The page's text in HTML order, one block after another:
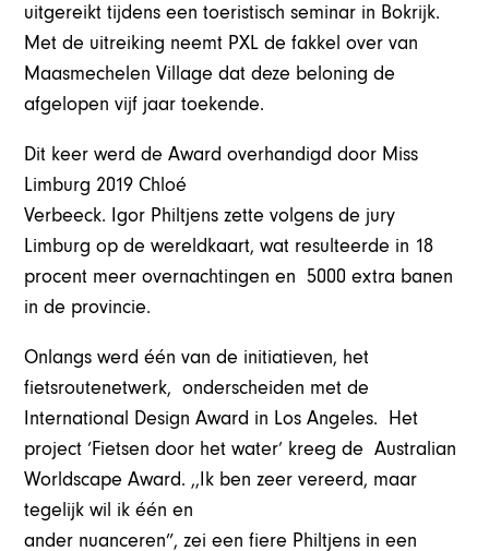
uitgereikt tijdens een toeristisch seminar in Bokrijk.
Met de uitreiking neemt PXL de fakkel over van
Maasmechelen Village dat deze beloning de
afgelopen vijf jaar toekende.
Dit keer werd de Award overhandigd door Miss
Limburg 2019 Chloé
Verbeeck. Igor Philtjens zette volgens de jury
Limburg op de wereldkaart, wat resulteerde in 18
procent meer overnachtingen en 5000 extra banen
in de provincie.
Onlangs werd één van de initiatieven, het
fietsroutenetwerk, onderscheiden met de
International Design Award in Los Angeles. Het
project ‘Fietsen door het water’ kreeg de Australian
Worldscape Award. ,,Ik ben zeer vereerd, maar
tegelijk wil ik één en
ander nuanceren”, zei een fiere Philtjens in een